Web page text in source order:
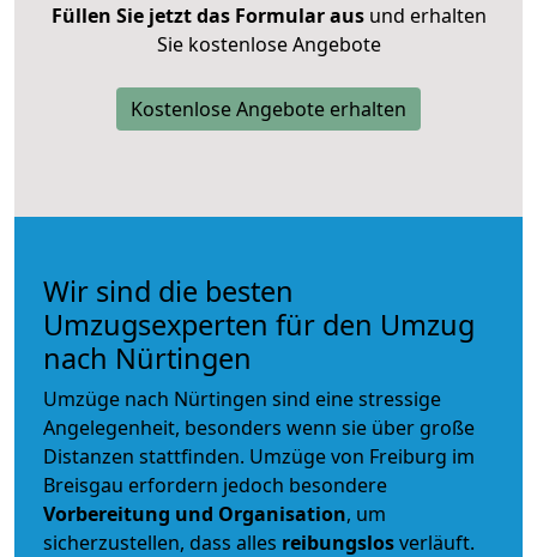
Füllen Sie jetzt das Formular ausund erhalten
Sie kostenlose Angebote
Kostenlose Angebote erhalten
Wir sind die besten
Umzugsexperten für den Umzug
nach Nürtingen
Umzüge nach Nürtingen sind eine stressige
Angelegenheit, besonders wenn sie über große
Distanzen stattfinden. Umzüge von Freiburg im
Breisgau erfordern jedoch besondere
Vorbereitung und Organisation, um
sicherzustellen, dass alles reibungslosverläuft.